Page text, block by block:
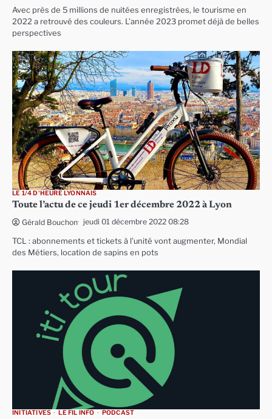
Avec près de 5 millions de nuitées enregistrées, le tourisme en
2022 a retrouvé des couleurs. L’année 2023 promet déjà de belles
perspectives
LE 1/4 D'HEURE LYONNAIS
Toute l’actu de ce jeudi 1er décembre 2022 à Lyon
Gérald Bouchon jeudi 01 décembre 2022 08:28
TCL : abonnements et tickets à l’unité vont augmenter, Mondial
des Métiers, location de sapins en pots
INITIATIVES LE FIL INFO PODCAST